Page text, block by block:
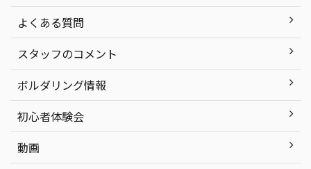
よくある質問
スタッフのコメント
ボルダリング情報
初心者体験会
動画